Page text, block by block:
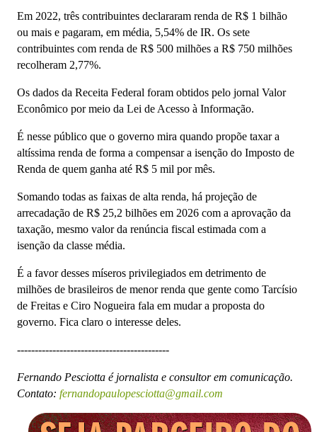
Em 2022, três contribuintes declararam renda de R$ 1 bilhão
ou mais e pagaram, em média, 5,54% de IR. Os sete
contribuintes com renda de R$ 500 milhões a R$ 750 milhões
recolheram 2,77%.
Os dados da Receita Federal foram obtidos pelo jornal Valor
Econômico por meio da Lei de Acesso à Informação.
É nesse público que o governo mira quando propõe taxar a
altíssima renda de forma a compensar a isenção do Imposto de
Renda de quem ganha até R$ 5 mil por mês.
Somando todas as faixas de alta renda, há projeção de
arrecadação de R$ 25,2 bilhões em 2026 com a aprovação da
taxação, mesmo valor da renúncia fiscal estimada com a
isenção da classe média.
É a favor desses míseros privilegiados em detrimento de
milhões de brasileiros de menor renda que gente como Tarcísio
de Freitas e Ciro Nogueira fala em mudar a proposta do
governo. Fica claro o interesse deles.
-------------------------------------------
Fernando Pesciotta é jornalista e consultor em comunicação.
Contato: fernandopaulopesciotta@gmail.com